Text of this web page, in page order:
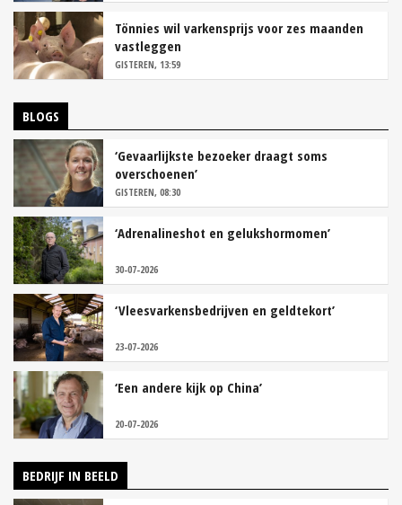
Tönnies wil varkensprijs voor zes maanden
vastleggen
GISTEREN, 13:59
BLOGS
‘Gevaarlijkste bezoeker draagt soms
overschoenen’
GISTEREN, 08:30
‘Adrenalineshot en gelukshormomen’
30-07-2026
‘Vleesvarkensbedrijven en geldtekort’
23-07-2026
‘Een andere kijk op China’
20-07-2026
BEDRIJF IN BEELD